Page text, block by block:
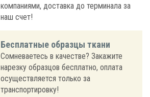
компаниями, доставка до терминала за
наш счет!
Бесплатные образцы ткани
Сомневаетесь в качестве? Закажите
нарезку образцов бесплатно, оплата
осуществляется только за
транспортировку!